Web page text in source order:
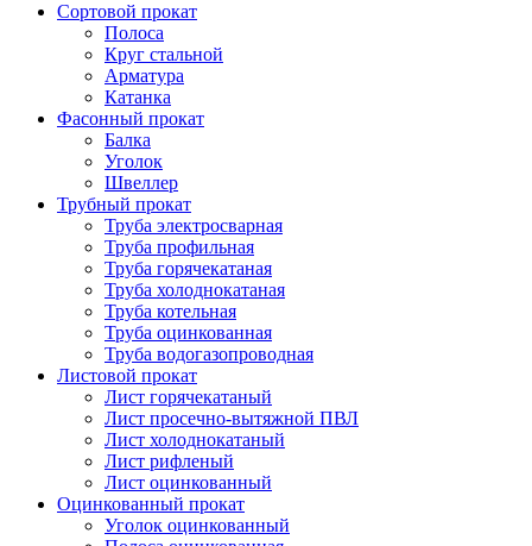
Сортовой прокат
Полоса
Круг стальной
Арматура
Катанка
Фасонный прокат
Балка
Уголок
Швеллер
Трубный прокат
Труба электросварная
Труба профильная
Труба горячекатаная
Труба холоднокатаная
Труба котельная
Труба оцинкованная
Труба водогазопроводная
Листовой прокат
Лист горячекатаный
Лист просечно-вытяжной ПВЛ
Лист холоднокатаный
Лист рифленый
Лист оцинкованный
Оцинкованный прокат
Уголок оцинкованный